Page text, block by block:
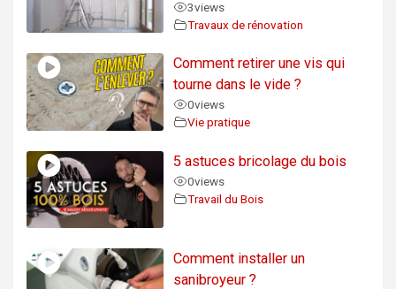
3views
Travaux de rénovation
Comment retirer une vis qui
tourne dans le vide ?
0views
Vie pratique
5 astuces bricolage du bois
0views
Travail du Bois
Comment installer un
sanibroyeur ?